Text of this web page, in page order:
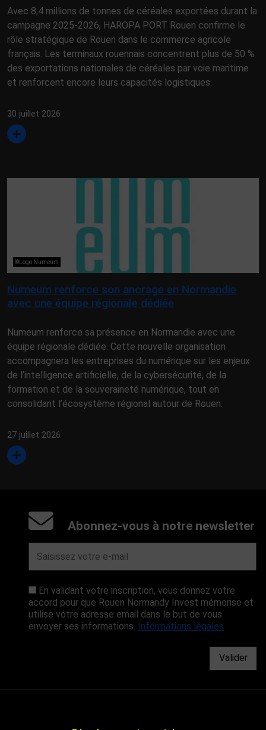
Avec 8,4 millions de tonnes de céréales exportées durant la
campagne 2025-2026, HAROPA PORT Rouen confirme le
rôle stratégique de Rouen dans le commerce agricole
français. Les terminaux rouennais concentrent plus de 50 %
des exportations nationales de céréales par voie maritime
et renforcent encore leurs capacités logistiques.
30 juillet 2026
©Logo Numeum
Numeum renforce son ancrage en Normandie
avec une équipe régionale dédiée
Numeum renforce sa présence en Normandie avec une
équipe régionale dédiée. Cette nouvelle organisation
accompagnera les entreprises du numérique sur les enjeux
de l’intelligence artificielle, de la cybersécurité, de la
formation et de la souveraineté numérique, tout en
consolidant l’écosystème régional autour de Rouen.
27 juillet 2026
Abonnez-vous à notre newsletter
En validant votre inscription, vous donnez votre
accord pour que Rouen Normandy Invest mémorise et
utilise votre adresse email dans le but de vous
envoyer ses informations. Informations légales
Valider